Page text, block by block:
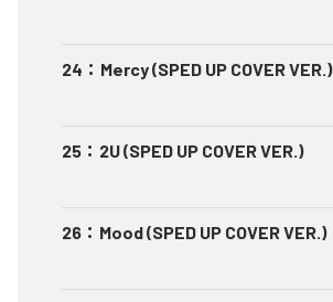
24 ： Mercy (SPED UP COVER VER.)
25 ： 2U (SPED UP COVER VER.)
26 ： Mood (SPED UP COVER VER.)